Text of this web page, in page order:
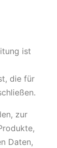
ist
die für
zur
Daten,